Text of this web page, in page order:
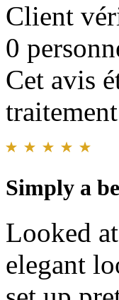
Client
0
Cet avis
Simply a
Looked
elegant